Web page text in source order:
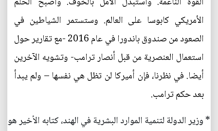
الأمريكي كابوسا على العالم. وستستمر الشياطين في
الصعود من صندوق باندورا في عام 2016 -مع تقارير حول
استعمال العنصرية من قبل أنصار ترامب- وتشويه الآخرين
أيضا. في نظرنا، فإن أميركا لن تظل هي نفسها – ولم يبدأ
بعد حكم ترامب.
* وزير الدولة لتنمية الموارد البشرية في الهند، كتابه الأخير هو